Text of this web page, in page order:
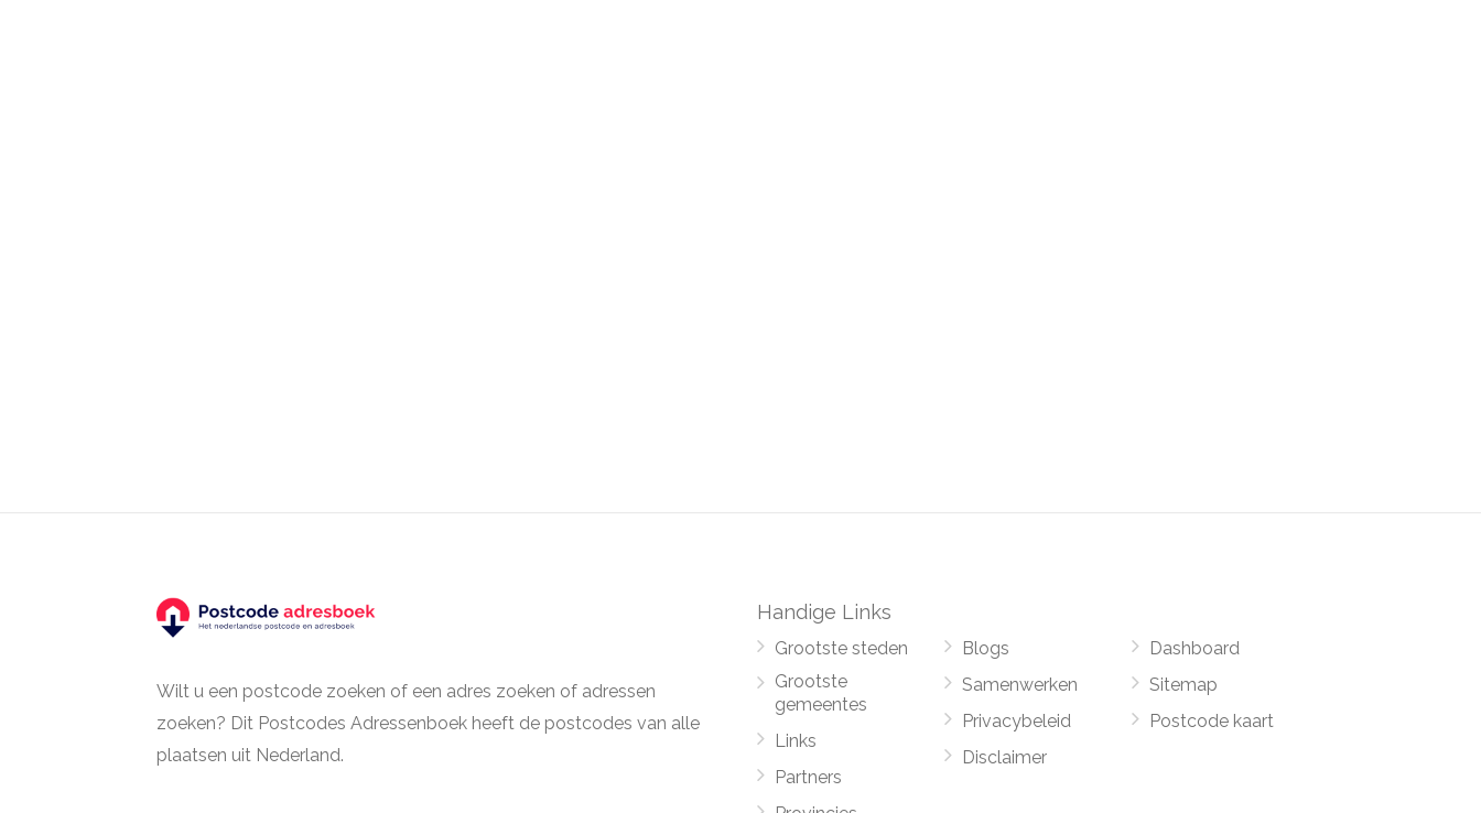
Wilt u een postcode zoeken of een adres zoeken of adressen
zoeken? Dit Postcodes Adressenboek heeft de postcodes van alle
plaatsen uit Nederland.
Handige Links
Grootste steden
Grootste
gemeentes
Links
Partners
Blogs
Samenwerken
Privacybeleid
Disclaimer
Dashboard
Sitemap
Postcode kaart